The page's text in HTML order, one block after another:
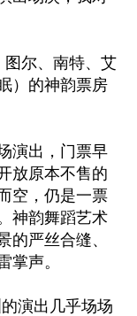
尔、南特、艾
）的神韵票房
演出，门票早
放原本不售的
空，仍是一票
神韵舞蹈艺术
的严丝合缝、
掌声。
演出几乎场场